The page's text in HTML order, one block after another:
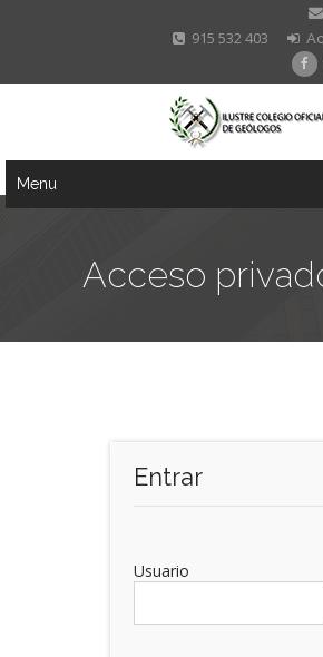
915 532 403
Menu
Acceso
Entrar
Usuario